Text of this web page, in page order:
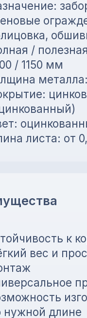
к коррозии
вес и простой
применение
изготовления
длине
внутреннюю
до 6 месяцев без